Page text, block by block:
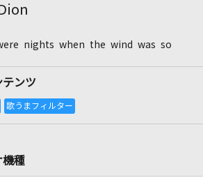
nights when the wind was so
ンツ
機種